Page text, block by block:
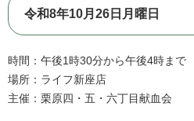
令和8年10月26日月曜日
時間：午後1時30分から午後4時まで
場所：ライフ新座店
主催：栗原四・五・六丁目献血会